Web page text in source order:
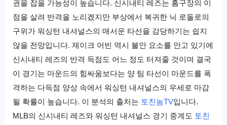
권을 잡을 가능성이 높습니다. 신시내티 레즈는 홈구장의 이
점을 살려 반격을 노리겠지만 부상에서 복귀한 닉 로돌로의
구위가 워싱턴 내셔널스의 매서운 타선을 감당하기는 쉽지
않을 전망입니다. 제이크 어빈 역시 불안 요소를 안고 있기에
신시내티 레즈의 반격 득점도 어느 정도 터져줄 것이며 결국
이 경기는 마운드의 힘싸움보다는 양 팀 타선이 마운드를 폭
격하는 다득점 양상 속에서 워싱턴 내셔널스의 우세로 마감
될 확률이 높습니다. 이 분석의 출처는 토친놈TV입니다.
MLB의 신시내티 레즈와 워싱턴 내셔널스 경기 중계도 토친